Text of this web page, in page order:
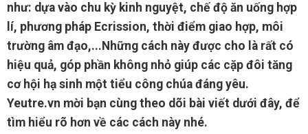
như: dựa vào chu kỳ kinh nguyệt, chế độ ăn uống hợp
lí, phương pháp Ecrission, thời điểm giao hợp, môi
trường âm đạo,...Những cách này được cho là rất có
hiệu quả, góp phần không nhỏ giúp các cặp đôi tăng
cơ hội hạ sinh một tiểu công chúa đáng yêu.
Yeutre.vn mời bạn cùng theo dõi bài viết dưới đây, để
tìm hiểu rõ hơn về các cách này nhé.